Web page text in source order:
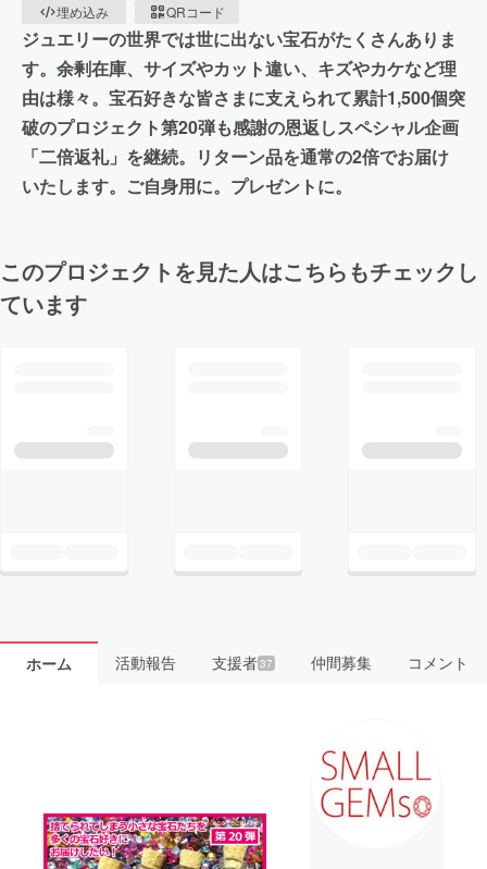
埋め込み
QRコード
ジュエリーの世界では世に出ない宝石がたくさんありま
す。余剰在庫、サイズやカット違い、キズやカケなど理
由は様々。宝石好きな皆さまに支えられて累計1,500個突
破のプロジェクト第20弾も感謝の恩返しスペシャル企画
「二倍返礼」を継続。リターン品を通常の2倍でお届け
いたします。ご自身用に。プレゼントに。
このプロジェクトを見た人はこちらもチェックし
ています
ホーム 活動報告 支援者37 仲間募集 コメント